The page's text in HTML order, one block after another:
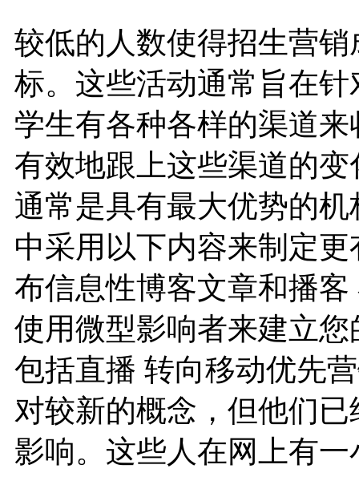
较低的人数使得招生营
标。这些活动通常旨在
学生有各种各样的渠道
有效地跟上这些渠道的
通常是具有最大优势的
中采用以下内容来制定
布信息性博客文章和播
使用微型影响者来建立
包括直播 转向移动优先
对较新的概念，但他们
影响。这些人在网上有